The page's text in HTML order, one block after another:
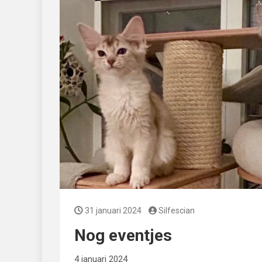
31 januari 2024 Silfescian
Nog eventjes
4 januari 2024